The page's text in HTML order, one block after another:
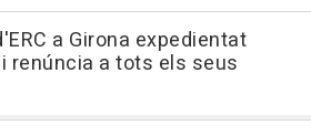
a Girona expedientat
renúncia a tots els seus